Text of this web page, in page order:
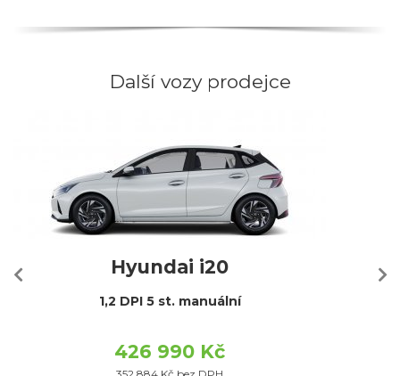
Další vozy prodejce
Hyundai i20
1,2 DPI 5 st. manuální
426 990 Kč